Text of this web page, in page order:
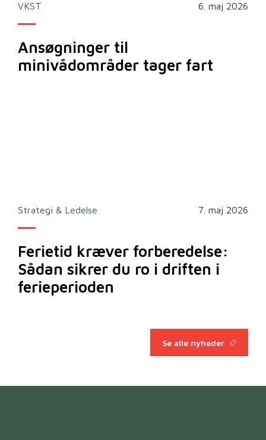
VKST 6. maj 2026
Ansøgninger til
minivådområder tager fart
Strategi & Ledelse 7. maj 2026
Ferietid kræver forberedelse:
Sådan sikrer du ro i driften i
ferieperioden
Se alle nyheder